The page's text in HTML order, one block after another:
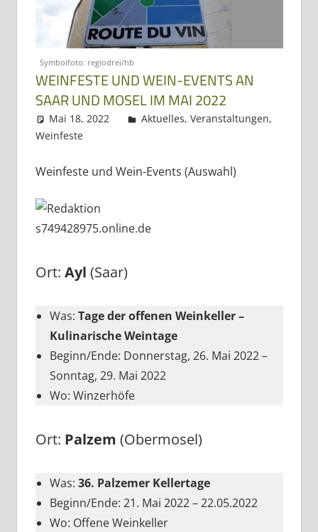
Dreiländereck
Symbolfoto: regiodrei/hb
WEINFESTE UND WEIN-EVENTS AN
SAAR UND MOSEL IM MAI 2022
Mai 18, 2022 Regio3
Aktuelles, Veranstaltungen,
Weinfeste
Weinfeste und Wein-Events (Auswahl)
Ort: Ayl (Saar)
Was: Tage der offenen Weinkeller –
Kulinarische Weintage
Beginn/Ende: Donnerstag, 26. Mai 2022 –
Sonntag, 29. Mai 2022
Wo: Winzerhöfe
Ort: Palzem (Obermosel)
Was: 36. Palzemer Kellertage
Beginn/Ende: 21. Mai 2022 – 22.05.2022
Wo: Offene Weinkeller